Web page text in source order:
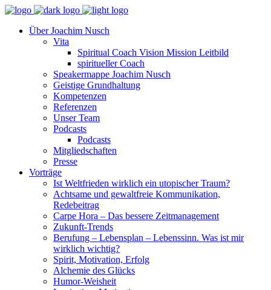
Über Joachim Nusch
Vita
Spiritual Coach Vision Mission Leitbild
spiritueller Coach
Speakermappe Joachim Nusch
Geistige Grundhaltung
Kompetenzen
Referenzen
Unser Team
Podcasts
Podcasts
Mitgliedschaften
Presse
Vorträge
Ist Weltfrieden wirklich ein utopischer Traum?
Achtsame und gewaltfreie Kommunikation,
Redebeitrag
Carpe Hora – Das bessere Zeitmanagement
Zukunft-Trends
Berufung – Lebensplan – Lebenssinn. Was ist mir
wirklich wichtig?
Spirit, Motivation, Erfolg
Alchemie des Glücks
Humor-Weisheit